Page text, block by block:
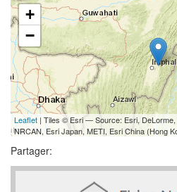
+
−
Leaflet | Tiles © Esri — Source: Esri, DeLorme,
NRCAN, Esri Japan, METI, Esri China (Hong
Partager: